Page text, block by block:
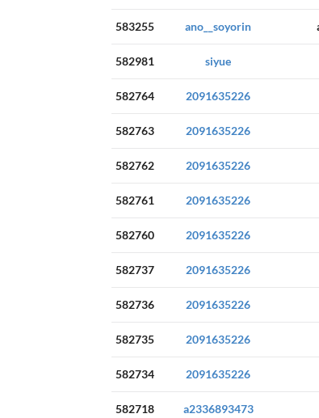
583255 ano__soyorin
582981 siyue
582764 2091635226
582763 2091635226
582762 2091635226
582761 2091635226
582760 2091635226
582737 2091635226
582736 2091635226
582735 2091635226
582734 2091635226
582718 a2336893473